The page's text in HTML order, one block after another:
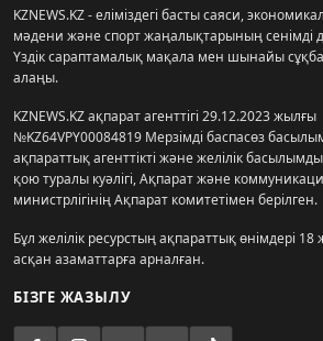
KZNEWS.KZ - еліміздегі басты саяси,
мәдени және спорт жаңалықтарының сенімді
Үздік сараптамалық мақала мен шынайы
алаңы.
KZNEWS.KZ ақпарат агенттігі 29.12.2023 жылғы
№KZ64VPY00084819 Мерзімді баспасөз
ақпараттық агенттікті және желілік
қою туралы куәлігі, Ақпарат және
министрлігінің Ақпарат комитетімен берілген.
Бұл желілік ресурстың ақпараттық өнімдері 18
асқан азаматтарға арналған.
БІЗГЕ ЖАЗЫЛУ